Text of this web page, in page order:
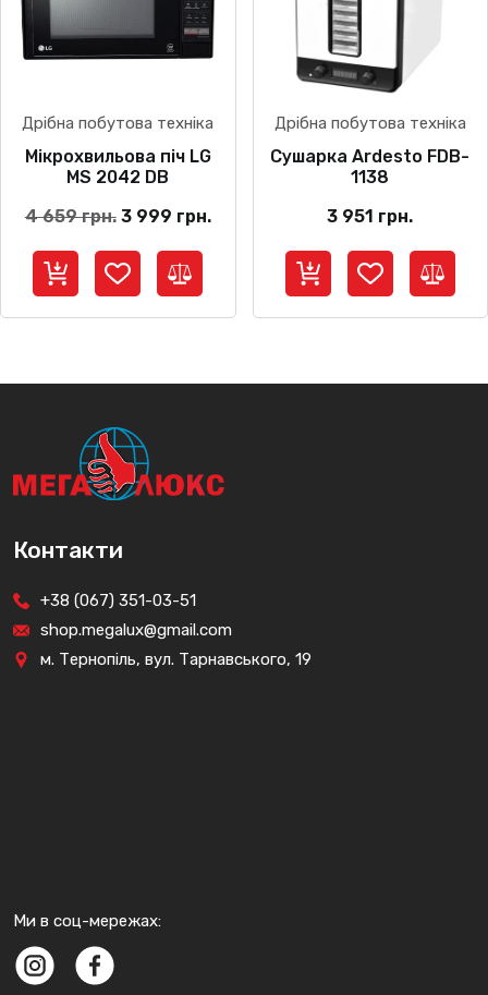
Дрібна побутова техніка
Мікрохвильова піч LG
MS 2042 DB
4 659грн. Оригінальна
4
659 грн..
3 999 грн.Поточна
999 грн..
Дрібна побутова техніка
Сушарка Ardesto FDB-
1138
3 951 грн.
Контакти
+38 (067) 351-03-51
shop.megalux@gmail.com
м. Тернопіль, вул. Тарнавського, 19
Ми в соц-мережах: